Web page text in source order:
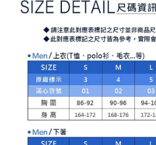
權轉讓予恩沛科技股份有限公司。
２．關於個人資料處理事宜，請瀏覽以下網址
https://aftee.tw/terms/#terms3
３．未成年的使用者請事先徵得法定代理人或
任。
４．使用「AFTEE先享後付」時，將依據個
時審查核予不同之上限額度；若仍有額度不
請求用戶進行身份認證。
５．嚴禁一人註冊多個帳號或使用他人資訊
恩沛科技股份有限公司將有權停止該用戶之
付款後7-11取貨
免運費
離島宅配
免運費